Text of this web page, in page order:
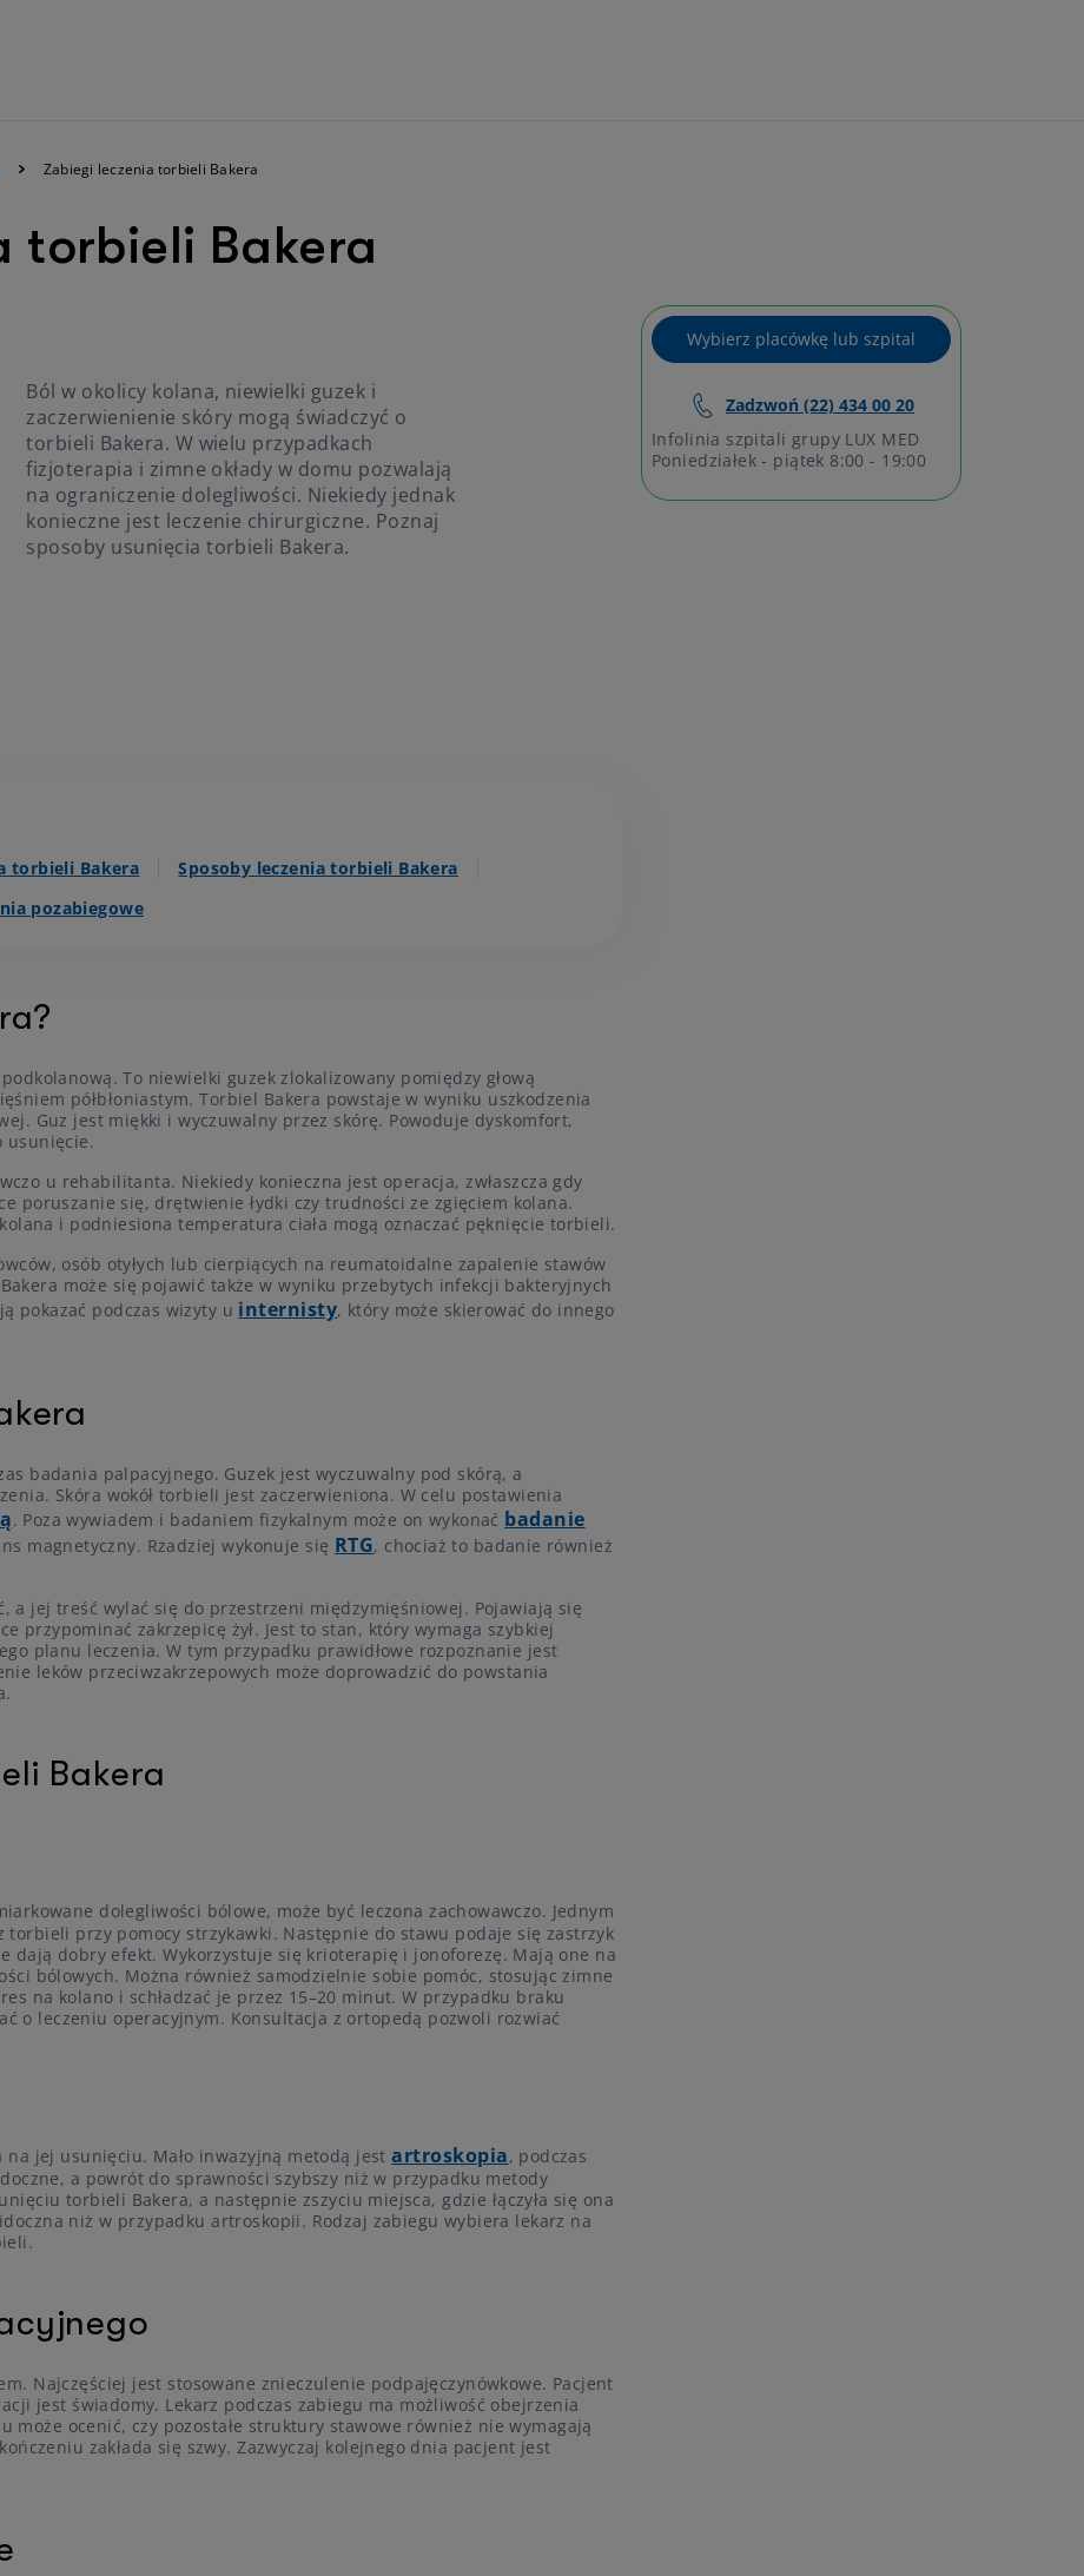
Zabiegi leczenia torbieli Bakera
torbieli Bakera
Ból w okolicy kolana, niewielki guzek i
zaczerwienienie skóry mogą świadczyć o
torbieli Bakera. W wielu przypadkach
fizjoterapia i zimne okłady w domu pozwalają
na ograniczenie dolegliwości. Niekiedy jednak
konieczne jest leczenie chirurgiczne. Poznaj
sposoby usunięcia torbieli Bakera.
torbieli Bakera
Sposoby leczenia torbieli Bakera
pozabiegowe
To niewielki guzek zlokalizowany pomiędzy głową
półbłoniastym. Torbiel Bakera powstaje w wyniku uszkodzenia
Guz jest miękki i wyczuwalny przez skórę. Powoduje dyskomfort,
usunięcie.
u rehabilitanta. Niekiedy konieczna jest operacja, zwłaszcza gdy
poruszanie się, drętwienie łydki czy trudności ze zgięciem kolana.
i podniesiona temperatura ciała mogą oznaczać pęknięcie torbieli.
osób otyłych lub cierpiących na reumatoidalne zapalenie stawów
może się pojawić także w wyniku przebytych infekcji bakteryjnych
pokazać podczas wizyty u internisty, który może skierować do innego
badania palpacyjnego. Guzek jest wyczuwalny pod skórą, a
Skóra wokół torbieli jest zaczerwieniona. W celu postawienia
. Poza wywiadem i badaniem fizykalnym może on wykonać badanie
magnetyczny. Rzadziej wykonuje się RTG, chociaż to badanie również
a jej treść wylać się do przestrzeni międzymięśniowej. Pojawiają się
przypominać zakrzepicę żył. Jest to stan, który wymaga szybkiej
planu leczenia. W tym przypadku prawidłowe rozpoznanie jest
leków przeciwzakrzepowych może doprowadzić do powstania
Bakera
dolegliwości bólowe, może być leczona zachowawczo. Jednym
przy pomocy strzykawki. Następnie do stawu podaje się zastrzyk
dają dobry efekt. Wykorzystuje się krioterapię i jonoforezę. Mają one na
bólowych. Można również samodzielnie sobie pomóc, stosując zimne
na kolano i schładzać je przez 15–20 minut. W przypadku braku
o leczeniu operacyjnym. Konsultacja z ortopedą pozwoli rozwiać
jej usunięciu. Mało inwazyjną metodą jestartroskopia, podczas
a powrót do sprawności szybszy niż w przypadku metody
torbieli Bakera, a następnie zszyciu miejsca, gdzie łączyła się ona
niż w przypadku artroskopii. Rodzaj zabiegu wybiera lekarz na
Najczęściej jest stosowane znieczulenie podpajęczynówkowe. Pacjent
jest świadomy. Lekarz podczas zabiegu ma możliwość obejrzenia
może ocenić, czy pozostałe struktury stawowe również nie wymagają
zakłada się szwy. Zazwyczaj kolejnego dnia pacjent jest
Wybierz placówkę lub szpital
Zadzwoń (22) 434 00 20
Infolinia szpitali grupy LUX MED
Poniedziałek - piątek 8:00 - 19:00